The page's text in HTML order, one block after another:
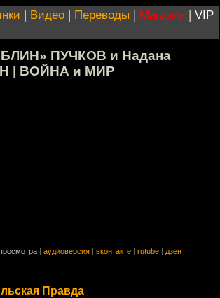
| Видео | Переводы | Магазин | VIP
ПУЧКОВ и Надана
| ВОЙНА и МИР
аудиоверсия вконтакте rutube дзен
Правда